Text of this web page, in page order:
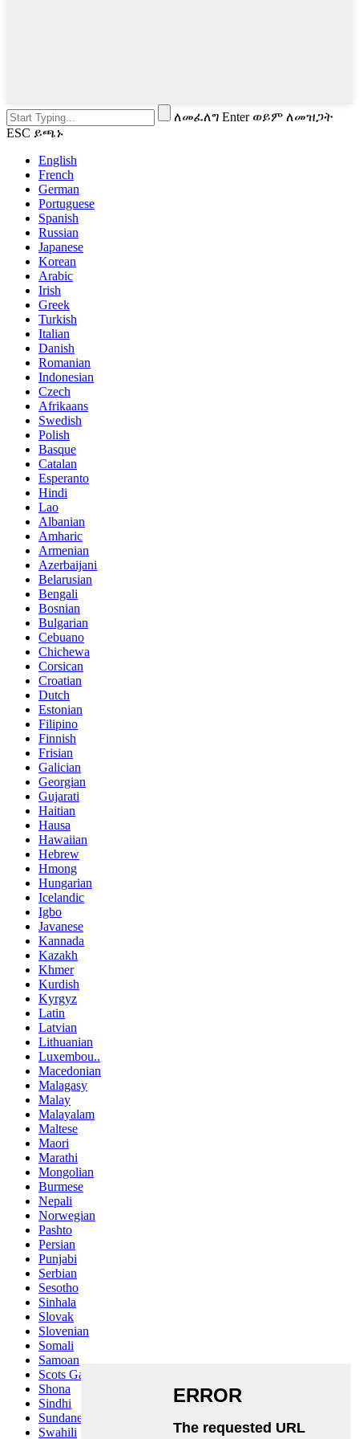
ለመፈለግ Enter ወይም ለመዝጋት
ESC ይጫኑ
English
French
German
Portuguese
Spanish
Russian
Japanese
Korean
Arabic
Irish
Greek
Turkish
Italian
Danish
Romanian
Indonesian
Czech
Afrikaans
Swedish
Polish
Basque
Catalan
Esperanto
Hindi
Lao
Albanian
Amharic
Armenian
Azerbaijani
Belarusian
Bengali
Bosnian
Bulgarian
Cebuano
Chichewa
Corsican
Croatian
Dutch
Estonian
Filipino
Finnish
Frisian
Galician
Georgian
Gujarati
Haitian
Hausa
Hawaiian
Hebrew
Hmong
Hungarian
Icelandic
Igbo
Javanese
Kannada
Kazakh
Khmer
Kurdish
Kyrgyz
Latin
Latvian
Lithuanian
Luxembou..
Macedonian
Malagasy
Malay
Malayalam
Maltese
Maori
Marathi
Mongolian
Burmese
Nepali
Norwegian
Pashto
Persian
Punjabi
Serbian
Sesotho
Sinhala
Slovak
Slovenian
Somali
Samoan
Scots Gaelic
Shona
Sindhi
Sundanese
Swahili